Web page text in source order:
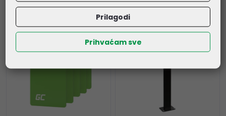
Prilagodi
Prihvaćam sve